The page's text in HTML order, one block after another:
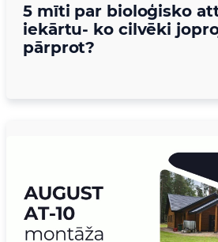
5 mīti par bioloģisko
iekārtu- ko cilvēki
pārprot?